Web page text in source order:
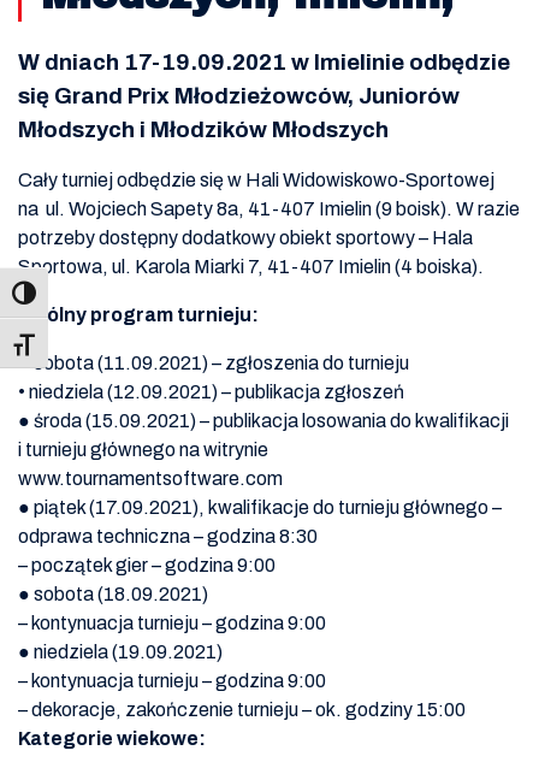
Toggle Font size
W dniach 17-19.09.2021 w Imielinie odbędzie
się Grand Prix Młodzieżowców, Juniorów
Młodszych i Młodzików Młodszych
Cały turniej odbędzie się w Hali Widowiskowo-Sportowej
na ul. Wojciech Sapety 8a, 41-407 Imielin (9 boisk). W razie
potrzeby dostępny dodatkowy obiekt sportowy – Hala
Sportowa, ul. Karola Miarki 7, 41-407 Imielin (4 boiska).
Ogólny program turnieju:
● sobota (11.09.2021) – zgłoszenia do turnieju
• niedziela (12.09.2021) – publikacja zgłoszeń
● środa (15.09.2021) – publikacja losowania do kwalifikacji
i turnieju głównego na witrynie
www.tournamentsoftware.com
● piątek (17.09.2021), kwalifikacje do turnieju głównego –
odprawa techniczna – godzina 8:30
– początek gier – godzina 9:00
● sobota (18.09.2021)
– kontynuacja turnieju – godzina 9:00
● niedziela (19.09.2021)
– kontynuacja turnieju – godzina 9:00
– dekoracje, zakończenie turnieju – ok. godziny 15:00
Kategorie wiekowe: